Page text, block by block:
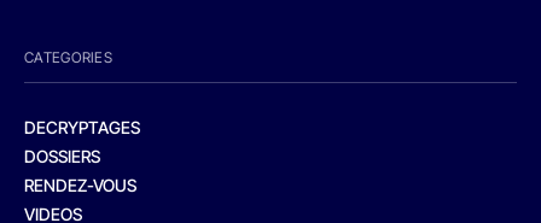
CATEGORIES
DECRYPTAGES
DOSSIERS
RENDEZ-VOUS
VIDEOS